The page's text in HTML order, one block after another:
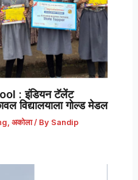
: इंडियन टॅलेंट
विद्यालयाला गोल्ड मेडल
अकोला/ By Sandip